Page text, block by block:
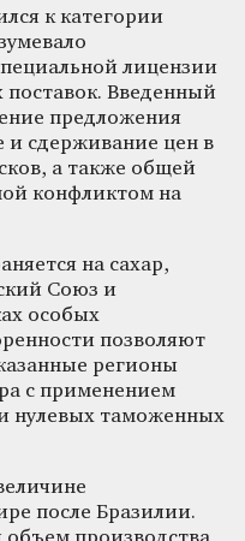
к категории
лицензии
поставок. Введенный
предложения
и сдерживание цен в
а также общей
конфликтом на
на сахар,
Союз и
особых
позволяют
регионы
с применением
нулевых таможенных
после Бразилии.